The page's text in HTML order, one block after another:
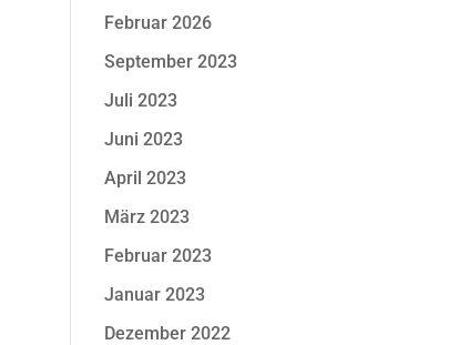
Februar 2026
September 2023
Juli 2023
Juni 2023
April 2023
März 2023
Februar 2023
Januar 2023
Dezember 2022